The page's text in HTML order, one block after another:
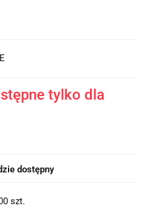
tylko dla
dostępny
szt.